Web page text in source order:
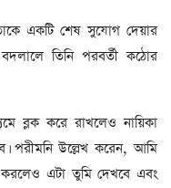
একটি শেষ সুযোগ দেয়ার
বদলালে তিনি পরবর্তী কঠোর
ব্লক করে রাখলেও নায়িকা
পরীমনি উল্লেখ করেন, আমি
এটা তুমি দেখবে এবং